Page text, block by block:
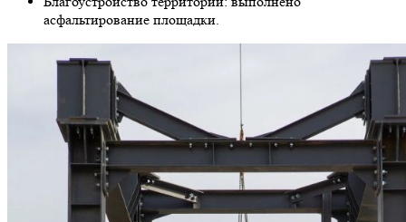
асфальтирование площадки.